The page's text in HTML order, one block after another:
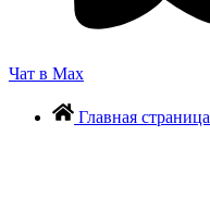
Чат в Max
Главная страница